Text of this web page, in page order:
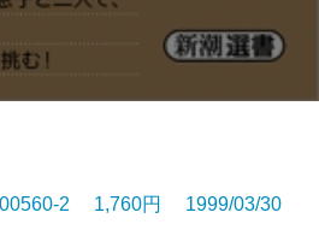
2 1,760円 1999/03/30